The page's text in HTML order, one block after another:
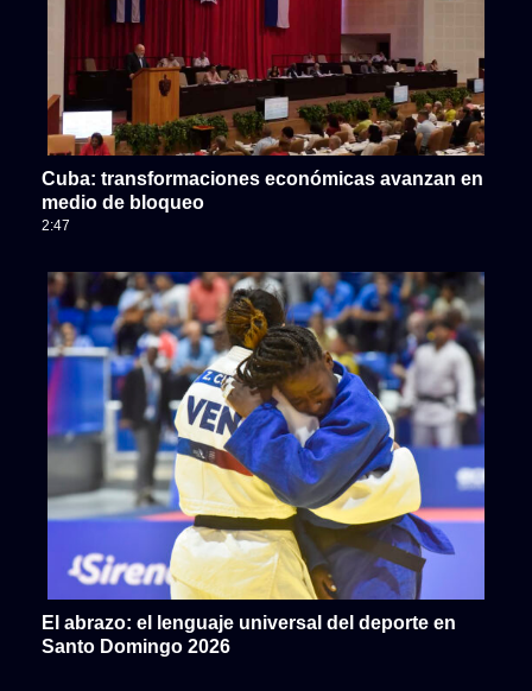
Cuba: transformaciones económicas avanzan en
medio de bloqueo
2:47
El abrazo: el lenguaje universal del deporte en
Santo Domingo 2026